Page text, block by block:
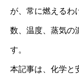
が、常に燃えるわ
数、温度、蒸気の
す。
本記事は、化学と